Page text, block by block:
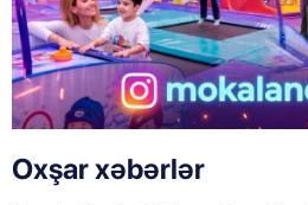
Oxşar xəbərlər